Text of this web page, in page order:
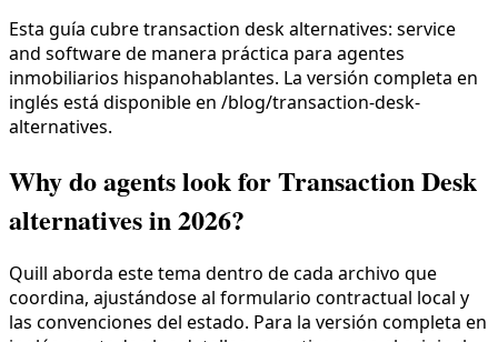
Esta guía cubre transaction desk alternatives: service
and software de manera práctica para agentes
inmobiliarios hispanohablantes. La versión completa en
inglés está disponible en /blog/transaction-desk-
alternatives.
Why do agents look for Transaction Desk
alternatives in 2026?
Quill aborda este tema dentro de cada archivo que
coordina, ajustándose al formulario contractual local y
las convenciones del estado. Para la versión completa en